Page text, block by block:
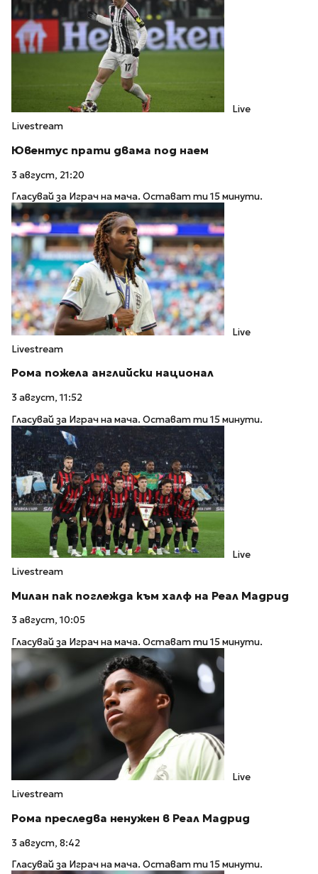
Live
Livestream
Ювентус прати двама под наем
3 август, 21:20
Гласувай за Играч на мача. Остават ти 15 минути.
Live
Livestream
Рома пожела английски национал
3 август, 11:52
Гласувай за Играч на мача. Остават ти 15 минути.
Live
Livestream
Милан пак поглежда към халф на Реал Мадрид
3 август, 10:05
Гласувай за Играч на мача. Остават ти 15 минути.
Live
Livestream
Рома преследва ненужен в Реал Мадрид
3 август, 8:42
Гласувай за Играч на мача. Остават ти 15 минути.